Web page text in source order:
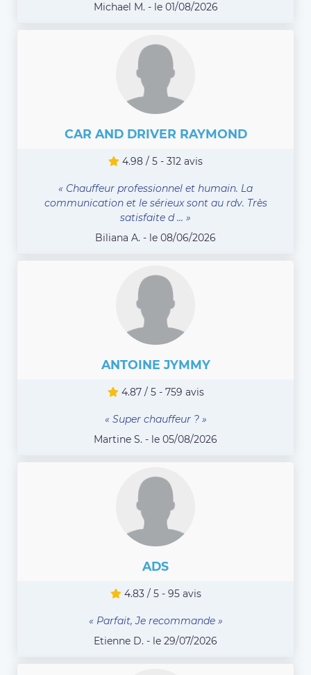
Michael M. - le 01/08/2026
CAR AND DRIVER RAYMOND
4.98 / 5 - 312 avis
« Chauffeur professionnel et humain. La
communication et le sérieux sont au rdv. Très
satisfaite d ... »
Biliana A. - le 08/06/2026
ANTOINE JYMMY
4.87 / 5 - 759 avis
« Super chauffeur ? »
Martine S. - le 05/08/2026
ADS
4.83 / 5 - 95 avis
« Parfait, Je recommande »
Etienne D. - le 29/07/2026